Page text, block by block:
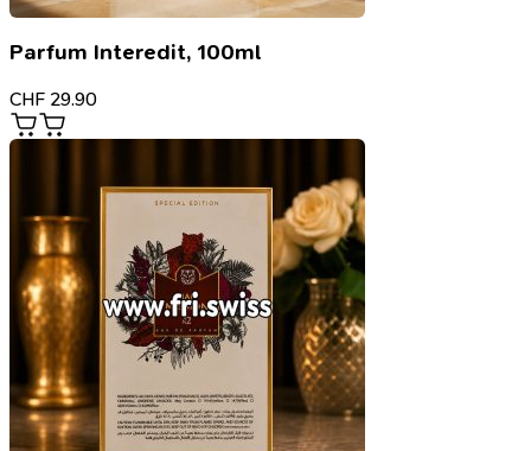
Parfum Interedit, 100ml
CHF 29.90